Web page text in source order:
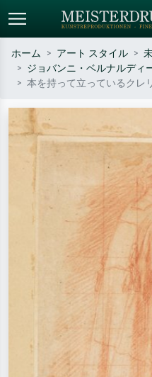
標準検索
– 例：モネ、星月夜、印象派、北
斎の波、ヌード。
ホーム アート スタイル
ジョバンニ・ベルナルディ
本を持って立っているクレ